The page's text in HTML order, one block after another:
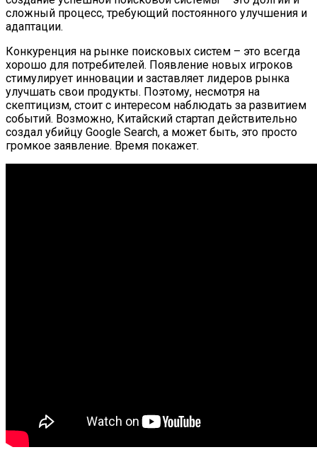
сложный процесс, требующий постоянного улучшения и
адаптации.
Конкуренция на рынке поисковых систем – это всегда
хорошо для потребителей. Появление новых игроков
стимулирует инновации и заставляет лидеров рынка
улучшать свои продукты. Поэтому, несмотря на
скептицизм, стоит с интересом наблюдать за развитием
событий. Возможно, Китайский стартап действительно
создал убийцу Google Search, а может быть, это просто
громкое заявление. Время покажет.